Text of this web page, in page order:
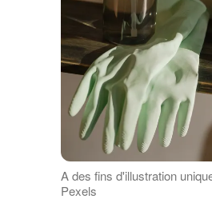
A des fins d'illustration
Pexels